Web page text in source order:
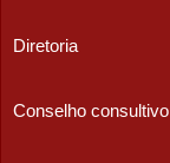
Diretoria
Conselho consultivo